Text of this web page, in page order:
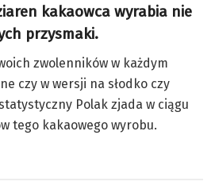
kakaowca wyrabia nie
przysmaki.
zwolenników w każdym
czy w wersji na słodko czy
Polak zjada w ciągu
tego kakaowego wyrobu.